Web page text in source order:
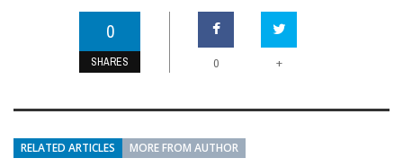
0
SHARES 0 +
RELATED ARTICLES MORE FROM AUTHOR